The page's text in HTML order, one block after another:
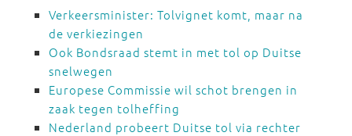
Verkeersminister: Tolvignet komt, maar na
de verkiezingen
Ook Bondsraad stemt in met tol op Duitse
snelwegen
Europese Commissie wil schot brengen in
zaak tegen tolheffing
Nederland probeert Duitse tol via rechter